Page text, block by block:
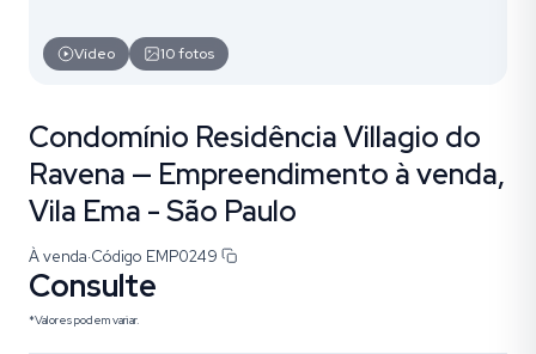
Vídeo 10fotos
Condomínio Residência Villagio do
Ravena — Empreendimento à venda,
Vila Ema - São Paulo
À venda·Código EMP0249
Consulte
*Valores podem variar.